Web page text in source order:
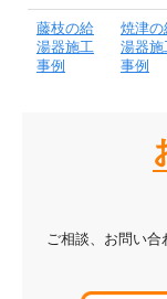
藤枝の給
湯器施工
事例
焼津の
湯器施
事例
ご相談、お問い合